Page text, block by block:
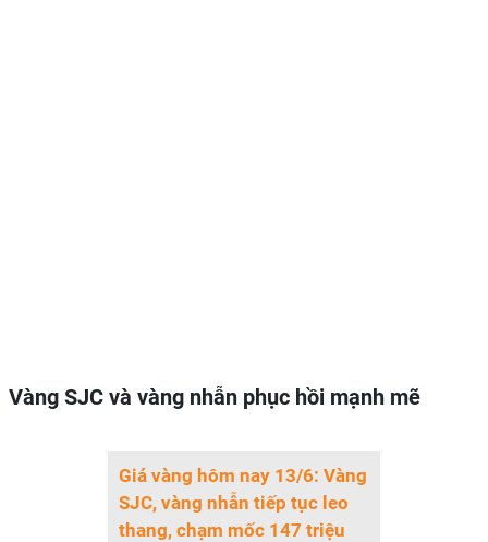
Vàng SJC và vàng nhẫn phục hồi mạnh mẽ
Giá vàng hôm nay 13/6: Vàng
SJC, vàng nhẫn tiếp tục leo
thang, chạm mốc 147 triệu